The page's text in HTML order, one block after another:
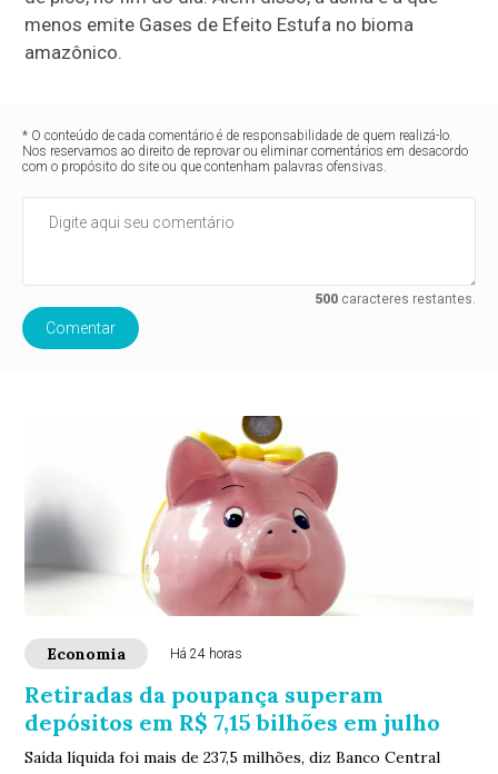
menos emite Gases de Efeito Estufa no bioma
amazônico.
* O conteúdo de cada comentário é de responsabilidade de quem realizá-lo.
Nos reservamos ao direito de reprovar ou eliminar comentários em desacordo
com o propósito do site ou que contenham palavras ofensivas.
500caracteres restantes.
Comentar
Economia Há 24 horas
Retiradas da poupança superam
depósitos em R$ 7,15 bilhões em julho
Saída líquida foi mais de 237,5 milhões, diz Banco Central